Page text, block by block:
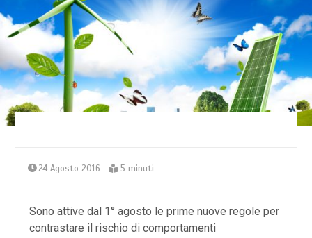
24 Agosto 2016 5 minuti
Sono attive dal 1° agosto le prime nuove regole per
contrastare il rischio di comportamenti